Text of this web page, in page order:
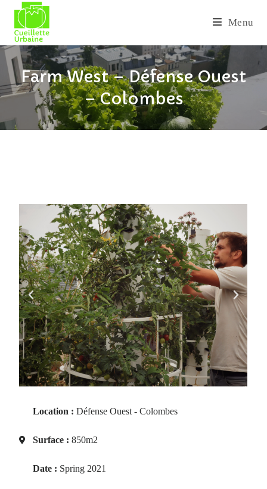
Menu
Farm West – Défense Ouest
– Colombes
Location : Défense Ouest - Colombes
Surface : 850m2
Date : Spring 2021